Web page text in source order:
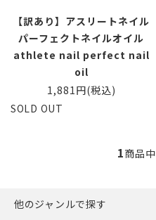
【訳あり】アスリートネイル
パーフェクトネイルオイル
athlete nail perfect nail
oil
1,881円(税込)
SOLD OUT
1商品中
他のジャンルで探す